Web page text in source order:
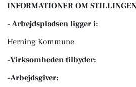
INFORMATIONER OM
- Arbejdspladsen ligger i:
Herning Kommune
-Virksomheden tilbyder:
-Arbejdsgiver: